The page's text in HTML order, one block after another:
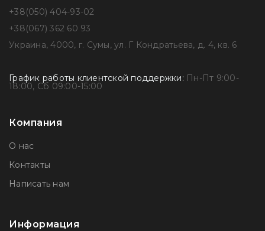
+38(050) 404-93-02
+38(067) 362 60 93
Украина, 4000, г. Сумы, ул. Г Кондратьева, д. 4, кв. 6
График работы клиентской поддержки: Пн-Пт 9:00-
18:00, Сб 09:00-15:00
Компания
О нас
Контакты
Написать нам
Информация